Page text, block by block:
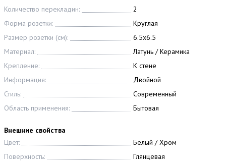
Количество перекладин:
2
Форма розетки:
Круглая
Размер розетки (см):
6.5x6.5
Материал:
Латунь / Керамика
Крепление:
К стене
Информация:
Двойной
Стиль:
Современный
Область применения:
Бытовая
Внешние свойства
Цвет:
Белый / Хром
Поверхность:
Глянцевая